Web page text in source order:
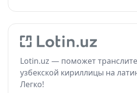
Lotin.uz — поможет
узбекской кириллицы на
Легко!